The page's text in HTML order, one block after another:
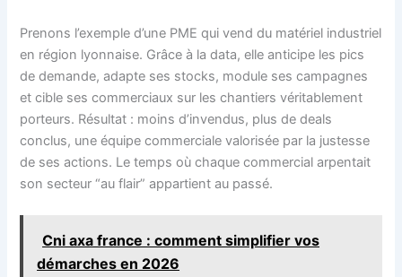
Prenons l’exemple d’une PME qui vend du matériel industriel
en région lyonnaise. Grâce à la data, elle anticipe les pics
de demande, adapte ses stocks, module ses campagnes
et cible ses commerciaux sur les chantiers véritablement
porteurs. Résultat : moins d’invendus, plus de deals
conclus, une équipe commerciale valorisée par la justesse
de ses actions. Le temps où chaque commercial arpentait
son secteur “au flair” appartient au passé.
Cni axa france : comment simplifier vos
démarches en 2026